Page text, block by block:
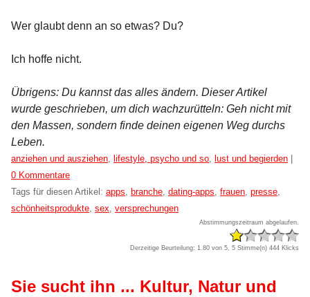
Wer glaubt denn an so etwas? Du?
Ich hoffe nicht.
Übrigens: Du kannst das alles ändern. Dieser Artikel
wurde geschrieben, um dich wachzurütteln: Geh nicht mit
den Massen, sondern finde deinen eigenen Weg durchs
Leben.
Kategorien:
anziehen und ausziehen, lifestyle, psycho und so, lust und begierden
0 Kommentare
Tags für diesen Artikel: apps, branche, dating-apps, frauen, presse,
schönheitsprodukte, sex, versprechungen
Abstimmungszeitraum abgelaufen.
Derzeitige Beurteilung: 1.80 von 5, 5 Stimme(n) 444 Klicks
Sie sucht ihn ... Kultur, Natur und